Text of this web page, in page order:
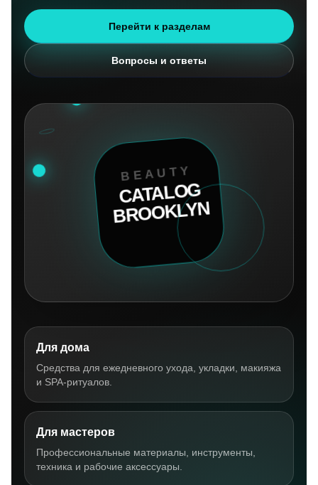
Перейти к разделам
Вопросы и ответы
Для дома
Средства для ежедневного ухода, укладки, макияжа
и SPA-ритуалов.
Для мастеров
Профессиональные материалы, инструменты,
техника и рабочие аксессуары.